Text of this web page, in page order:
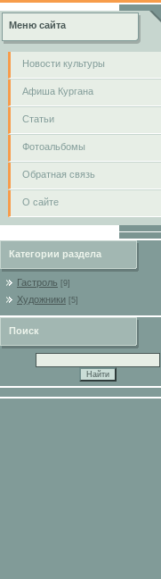
Меню сайта
Новости культуры
Афиша Кургана
Cтатьи
Фотоальбомы
Обратная связь
О сайте
Категории раздела
Гастроль [9]
Художники [5]
Поиск